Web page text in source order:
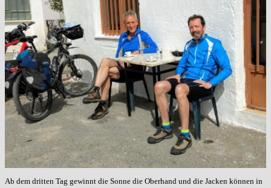
Ab dem dritten Tag gewinnt die Sonne die Oberhand und die Jacken können in